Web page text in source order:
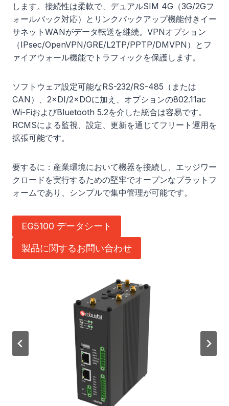
します。接続性は柔軟で、デュアルSIM 4G（3G/2Gフ
ォールバック対応）とリンクバックアップ機能付きイー
サネットWANがデータ転送を継続。VPNオプション
（IPsec/OpenVPN/GRE/L2TP/PPTP/DMVPN）とフ
ァイアウォール機能でトラフィックを保護します。
ソフトウェア設定可能なRS-232/RS-485（または
CAN）、2×DI/2×DOに加え、オプションの802.11ac
Wi-FiおよびBluetooth 5.2を介した統合は容易です。
RCMSによる監視、設定、更新を通じてフリート運用を
拡張可能です。
要するに：産業環境において機器を接続し、エッジワー
クロードを実行するための堅牢でオープンなプラットフ
ォームであり、シンプルで集中管理が可能です。
EG5100 データシート
製品に関するお問い合わせ